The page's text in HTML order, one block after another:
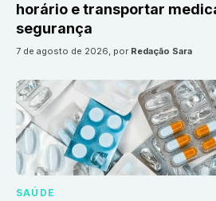
horário e transportar
segurança
7 de agosto de 2026, por Redação Sara
SAÚDE